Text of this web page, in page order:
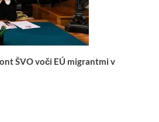
ŠVO voči EÚ migrantmi v